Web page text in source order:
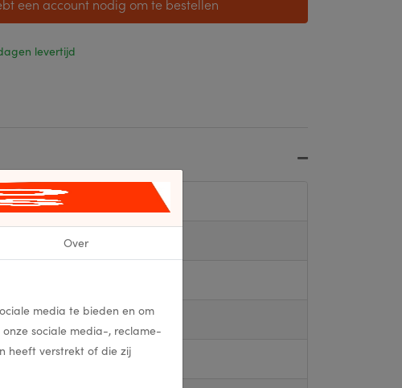
een account nodig om te bestellen
levertijd
Over
media te bieden en om
sociale media-, reclame-
heeft verstrekt of die zij